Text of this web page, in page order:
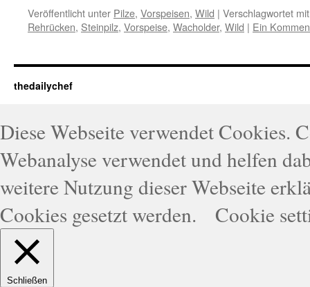
Veröffentlicht unter Pilze, Vorspeisen, Wild | Verschlagwortet mit
Rehrücken, Steinpilz, Vorspeise, Wacholder, Wild | Ein
thedailychef
Diese Webseite verwendet Cookies.
Webanalyse verwendet und helfen
weitere Nutzung dieser Webseite
Cookies gesetzt werden.
Cookie
Schließen